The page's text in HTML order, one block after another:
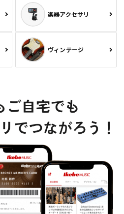
楽器アクセサリ
ヴィンテージ